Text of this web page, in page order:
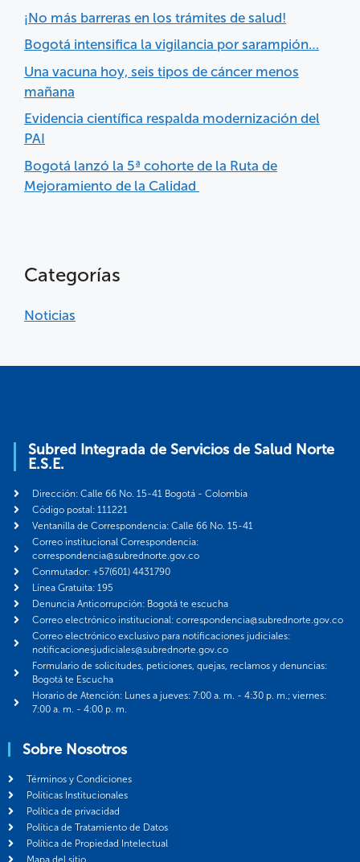
¡No más barreras en los trámites de salud!
Bogotá intensifica la vigilancia por sarampión…
Una vacuna hoy, seis tipos de cáncer menos
mañana
Evidencia científica respalda modernización del
PAI
Bogotá lanzó la 5ª cohorte de la Ruta de
Mejoramiento de la Calidad
Categorías
Noticias
Subred Integrada de Servicios de Salud Norte
E.S.E.
Dirección: Calle 66 No. 15-41 Bogotá - Colombia
Código postal: 111221
Ventanilla de Correspondencia: Calle 66 No. 15-41
Correo institucional Correspondencia:
correspondencia@subrednorte.gov.co
Conmutador: +57(601) 4431790
Línea Gratuita: 195
Denuncia Anticorrupción: Bogotá te escucha
Correo electrónico institucional: correspondencia@subrednorte.gov.co
Correo electrónico exclusivo para notificaciones judiciales:
notificacionesjudiciales@subrednorte.gov.co
Formulario de solicitudes, peticiones, quejas, reclamos y denuncias:
Bogotá te Escucha
Horario de Atención: Lunes a jueves: 7:00 a. m. - 4:30 p. m.; viernes:
7:00 a. m. - 4:00 p. m.
Sobre Nosotros
Términos y Condiciones
Politicas Institucionales
Política de privacidad
Política de Tratamiento de Datos
Política de Propiedad Intelectual
Mapa del sitio